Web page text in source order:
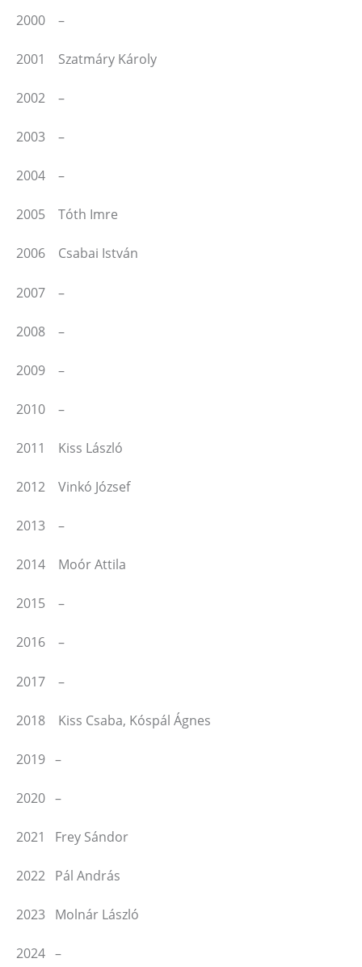
2000 –
2001 Szatmáry Károly
2002 –
2003 –
2004 –
2005 Tóth Imre
2006 Csabai István
2007 –
2008 –
2009 –
2010 –
2011 Kiss László
2012 Vinkó József
2013 –
2014 Moór Attila
2015 –
2016 –
2017 –
2018 Kiss Csaba, Kóspál Ágnes
2019 –
2020 –
2021 Frey Sándor
2022 Pál András
2023 Molnár László
2024 –